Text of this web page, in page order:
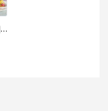
[日版]海賊王 Paldolce collection vol.1 3款SET